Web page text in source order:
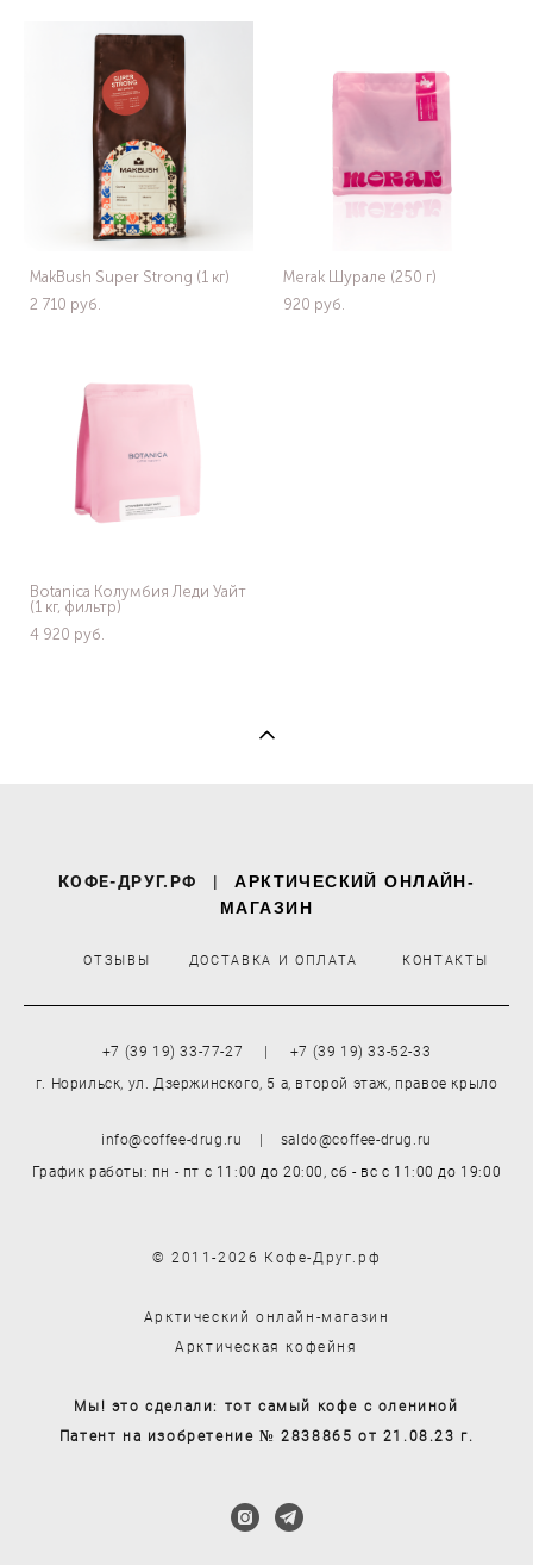
MakBush Super Strong (1 кг)
2 710 pуб.
Merak Шурале (250 г)
920 pуб.
Botanica Колумбия Леди Уайт
(1 кг, фильтр)
4 920 pуб.
КОФЕ-ДРУГ.РФ |
АРКТИЧЕСКИЙ ОНЛАЙН-
МАГАЗИН
ОТЗЫВЫ ДОСТАВКА И ОПЛАТА КОНТАКТЫ
+7 (39 19) 33-77-27 | +7 (39 19) 33-52-33
г. Норильск, ул. Дзержинского, 5 а, второй этаж, правое крыло
info@coffee-drug.ru | saldo@coffee-drug.ru
График работы: пн - пт с 11:00 до 20:00,сб - вс с 11:00 до 19:00
© 2011-2026 Кофе-Друг.рф
Арктический онлайн-магазин
Арктическая кофейня
Мы! это сделали: тот самый кофе с олениной
Патент на изобретение № 2838865 от 21.08.23 г.